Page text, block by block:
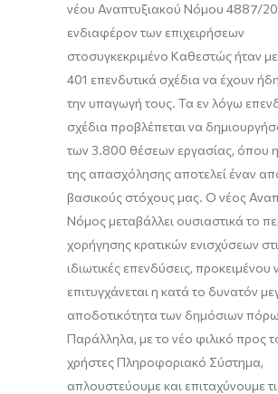
νέου Αναπτυξιακού Νόμου 4887/
ενδιαφέρον των επιχειρήσεων
στοσυγκεκριμένο Καθεστώς ήταν
401 επενδυτικά σχέδια να έχουν
την υπαγωγή τους. Τα εν λόγω
σχέδια προβλέπεται να
των 3.800 θέσεων εργασίας, όπου
της απασχόλησης αποτελεί έναν
βασικούς στόχους μας. Ο νέος
Νόμος μεταβάλλει ουσιαστικά το
χορήγησης κρατικών ενισχύσεων
ιδιωτικές επενδύσεις, προκειμένου
επιτυγχάνεται η κατά το δυνατόν
αποδοτικότητα των δημόσιων
Παράλληλα, με το νέο φιλικό προς
χρήστες Πληροφοριακό Σύστημα,
απλουστεύουμε και επιταχύνουμε